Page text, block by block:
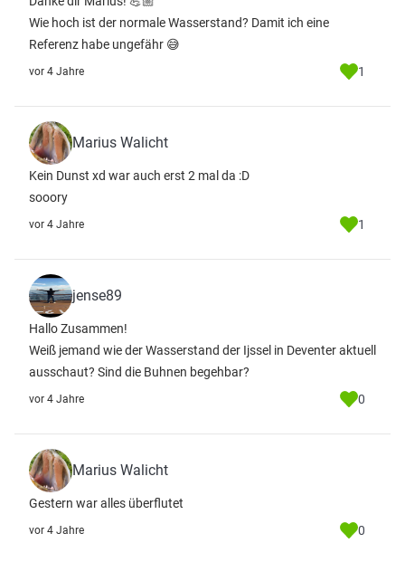
Wie hoch ist der normale Wasserstand? Damit ich eine
Referenz habe ungefähr 😅
vor 4 Jahre 1
Marius Walicht
Kein Dunst xd war auch erst 2 mal da :D
sooory
vor 4 Jahre 1
jense89
Hallo Zusammen!
Weiß jemand wie der Wasserstand der Ijssel in Deventer aktuell
ausschaut? Sind die Buhnen begehbar?
vor 4 Jahre 0
Marius Walicht
Gestern war alles überflutet
vor 4 Jahre 0